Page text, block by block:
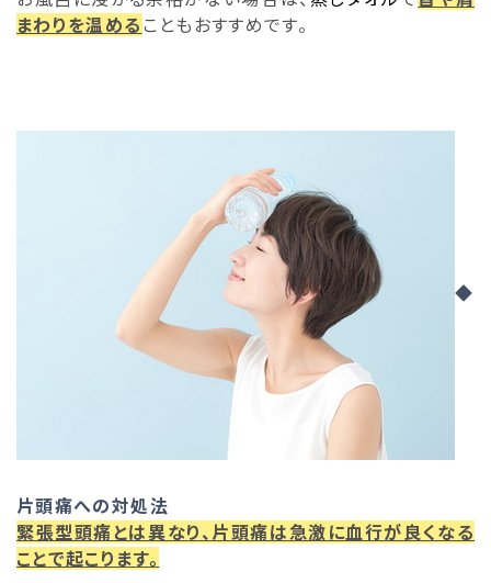
まわりを温める こともおすすめです。
◆
片頭痛への対処法
緊張型頭痛とは異なり、片頭痛は急激に血行が良くなる
ことで起こります。